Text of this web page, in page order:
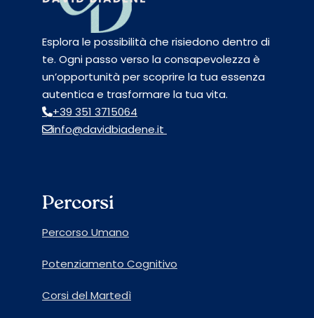
Esplora le possibilità che risiedono dentro di
te. Ogni passo verso la consapevolezza è
un’opportunità per scoprire la tua essenza
autentica e trasformare la tua vita.
+39 351 3715064
info@davidbiadene.it
Percorsi
Percorso Umano
Potenziamento Cognitivo
Corsi del Martedì